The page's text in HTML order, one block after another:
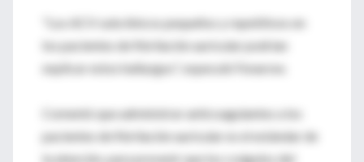
"Los ACV subclínicos pequeños y repetitivos en
los pacientes de fibrilación auricular podrían
explicar estos hallazgos", especuló Fonarow.
Comentó que administrar anticoagulantes a los
pacientes de fibrilación auricular es el estándar de
la atención, para prevenir que los coágulos del